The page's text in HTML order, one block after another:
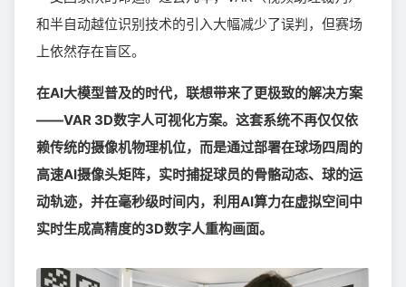
和半自动越位识别技术的引入大幅减少了误判，但赛场
上依然存在盲区。
在AI大模型普及的时代，联想带来了更极致的解决方案
——VAR 3D数字人可视化方案。这套系统不再仅仅依
赖传统的摄像机物理机位，而是通过部署在球场四周的
高速AI摄像头矩阵，实时捕捉球员的骨骼动态、球的运
动轨迹，并在毫秒级时间内，利用AI算力在虚拟空间中
实时生成高精度的3D数字人重构画面。